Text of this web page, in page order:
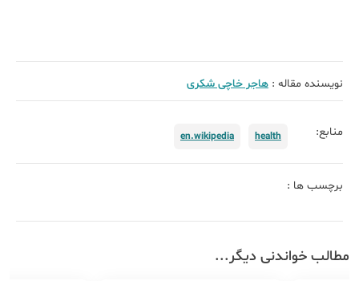
نویسنده مقاله : هاجر خاچی شکری
منابع: health
en.wikipedia
برچسب ها :
مطالب خواندنی دیگر...